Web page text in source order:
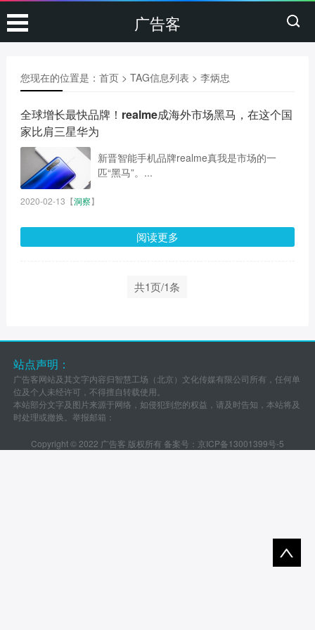
广告客
您现在的位置是： 首页> TAG信息列表 > 李炳忠
全球增长最快品牌！realme成海外市场黑马，在这个国
家比肩三星华为
新晋智能手机品牌realme真我是市场的一
匹“黑马”。...
2020-02-13 【洞察】
阅读更多
共1页/1条
站点声明：
广告客网站及其文字内容归智慧工场（北京）文化传媒有限公司所有，任何单
位及个人未经许可，不得擅自转载使用。
本站部分文字及图片来源于网络，如侵犯到您的权益，请及时告知，本站将及
时处理或撤换。举报邮箱：
Copyright © 2022 广告客 版权所有 备案号： 京ICP备13001399号-5